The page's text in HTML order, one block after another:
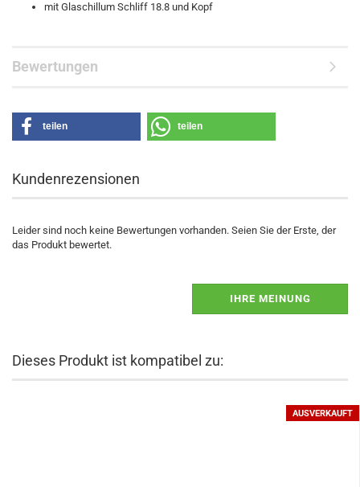
mit Glaschillum Schliff 18.8 und Kopf
Bewertungen
teilen teilen
Kundenrezensionen
Leider sind noch keine Bewertungen vorhanden. Seien Sie der Erste, der
das Produkt bewertet.
IHRE MEINUNG
Dieses Produkt ist kompatibel zu:
AUSVERKAUFT